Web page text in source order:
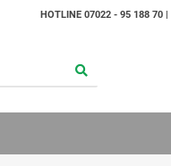
HOTLINE 07022 - 95 188 70 |